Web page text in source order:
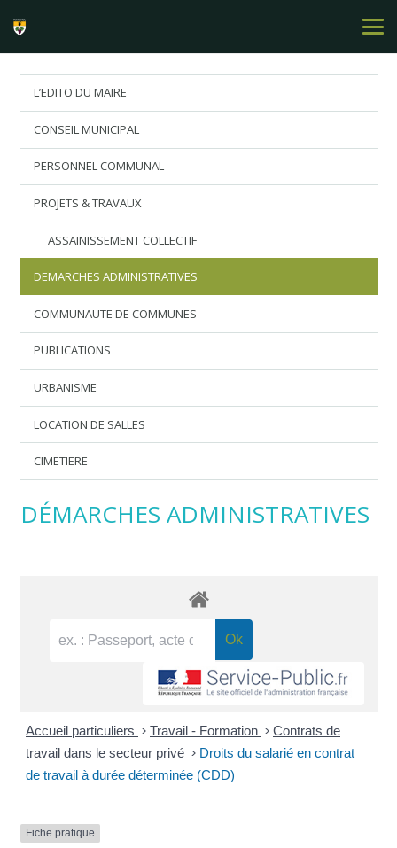
L’EDITO DU MAIRE
CONSEIL MUNICIPAL
PERSONNEL COMMUNAL
PROJETS & TRAVAUX
ASSAINISSEMENT COLLECTIF
DEMARCHES ADMINISTRATIVES
COMMUNAUTE DE COMMUNES
PUBLICATIONS
URBANISME
LOCATION DE SALLES
CIMETIERE
DÉMARCHES ADMINISTRATIVES
Accueil particuliers > Travail - Formation > Contrats de
travail dans le secteur privé > Droits du salarié en contrat
de travail à durée déterminée (CDD)
Fiche pratique